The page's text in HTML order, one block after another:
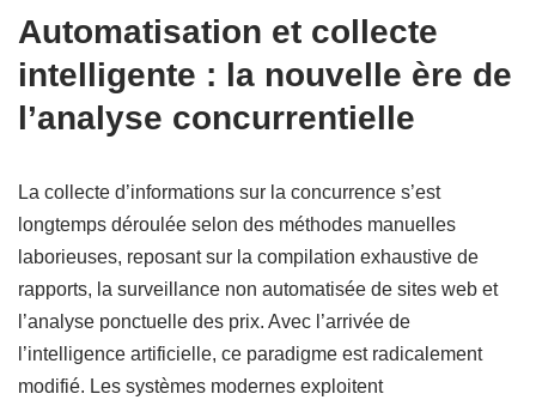
Automatisation et collecte
intelligente : la nouvelle ère de
l’analyse concurrentielle
La collecte d’informations sur la concurrence s’est
longtemps déroulée selon des méthodes manuelles
laborieuses, reposant sur la compilation exhaustive de
rapports, la surveillance non automatisée de sites web et
l’analyse ponctuelle des prix. Avec l’arrivée de
l’intelligence artificielle, ce paradigme est radicalement
modifié. Les systèmes modernes exploitent